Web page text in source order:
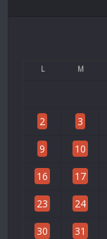
L M
2 3
9 10
16 17
23 24
30 31